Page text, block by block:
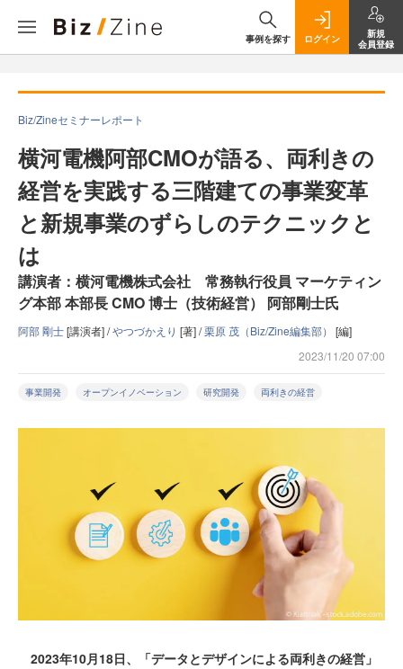
事例を探す ログイン
新規
会員登録
Biz/Zineセミナーレポート
横河電機阿部CMOが語る、両利きの
経営を実践する三階建ての事業変革
と新規事業のずらしのテクニックと
は
講演者：横河電機株式会社 常務執行役員 マーケティン
グ本部 本部長 CMO 博士（技術経営） 阿部剛士氏
阿部 剛士[講演者] /やつづかえり [著] /栗原 茂（Biz/Zine編集部） [編]
2023/11/20 07:00
事業開発 オープンイノベーション 研究開発 両利きの経営
2023年10月18日、「データとデザインによる両利きの経営」